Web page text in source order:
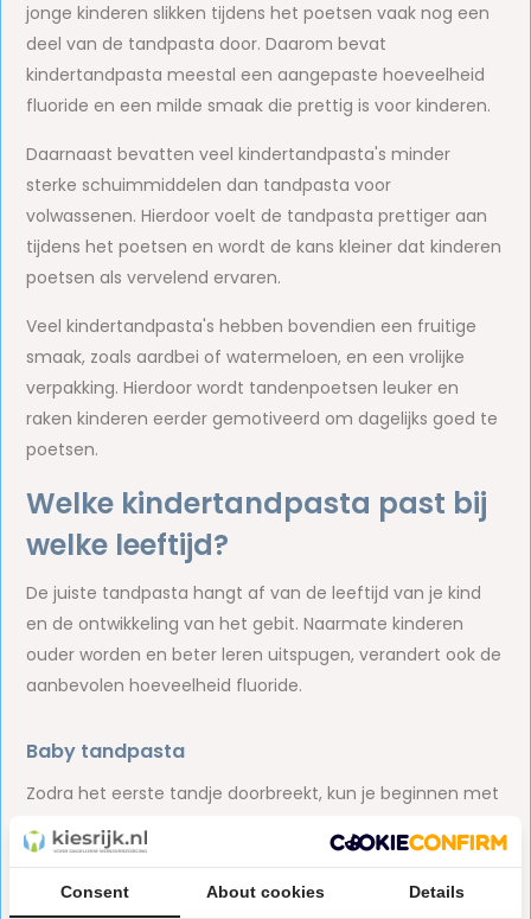
jonge kinderen slikken tijdens het poetsen vaak nog een
deel van de tandpasta door. Daarom bevat
kindertandpasta meestal een aangepaste hoeveelheid
fluoride en een milde smaak die prettig is voor kinderen.
Daarnaast bevatten veel kindertandpasta's minder
sterke schuimmiddelen dan tandpasta voor
volwassenen. Hierdoor voelt de tandpasta prettiger aan
tijdens het poetsen en wordt de kans kleiner dat kinderen
poetsen als vervelend ervaren.
Veel kindertandpasta's hebben bovendien een fruitige
smaak, zoals aardbei of watermeloen, en een vrolijke
verpakking. Hierdoor wordt tandenpoetsen leuker en
raken kinderen eerder gemotiveerd om dagelijks goed te
poetsen.
Welke kindertandpasta past bij
welke leeftijd?
De juiste tandpasta hangt af van de leeftijd van je kind
en de ontwikkeling van het gebit. Naarmate kinderen
ouder worden en beter leren uitspugen, verandert ook de
aanbevolen hoeveelheid fluoride.
Baby tandpasta
Zodra het eerste tandje doorbreekt, kun je beginnen met
poetsen. Gebruik hiervoor een speciale
die geschikt is voor de eerste tandjes. Poets met een
kleine hoeveelheid tandpasta ter grootte van een
Consent About cookies Details